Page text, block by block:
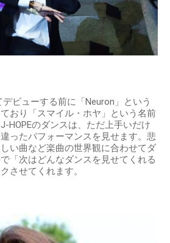
ビューする前に「Neuron」という
おり「スマイル・ホヤ」という名前
HOPEのダンスは、ただ上手いだけ
ったパフォーマンスを見せます。悲
い曲など楽曲の世界観に合わせてダ
「次はどんなダンスを見せてくれる
させてくれます。